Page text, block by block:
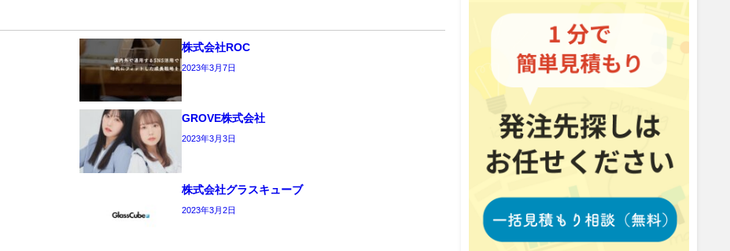
株式会社ROC
2023年3月7日
GROVE株式会社
2023年3月3日
株式会社グラスキューブ
2023年3月2日